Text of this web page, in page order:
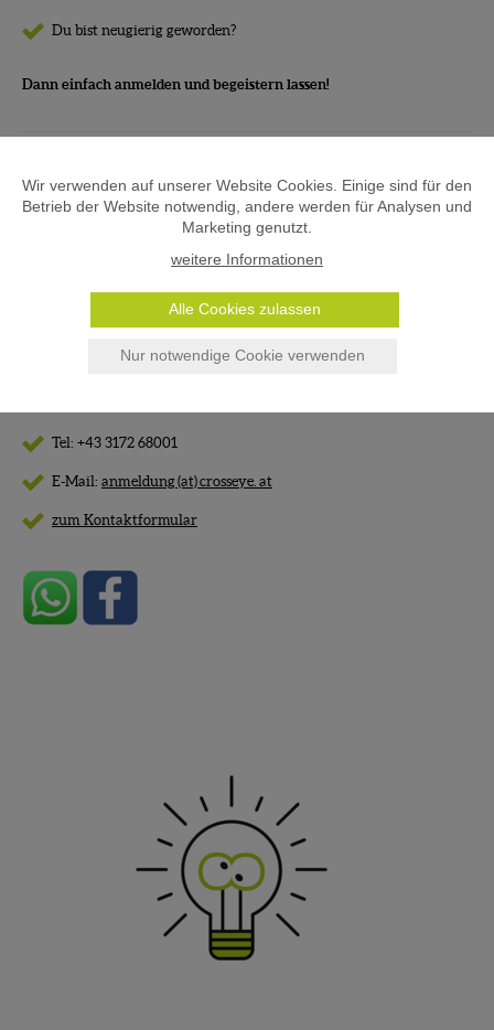
Du bist neugierig geworden?
Dann einfach anmelden und begeistern lassen!
Tel: +43 3172 68001
E-Mail: anmeldung (at) crosseye. at
zum Kontaktformular
Wir verwenden auf unserer Website Cookies. Einige sind für den
Betrieb der Website notwendig, andere werden für Analysen und
Marketing genutzt.
weitere Informationen
Alle Cookies zulassen
Nur notwendige Cookie verwenden